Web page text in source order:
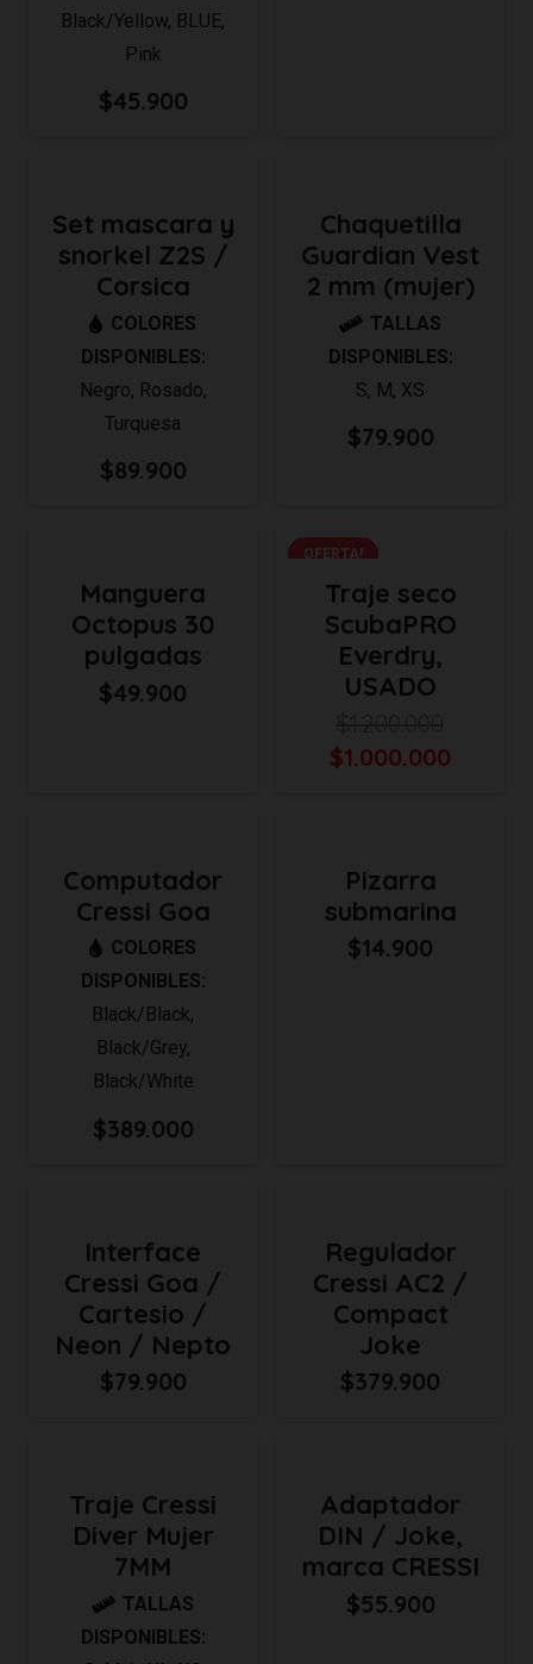
Black/Yellow, BLUE,
Pink
$45.900
Set mascara y
snorkel Z2S /
Corsica
COLORES
DISPONIBLES:
Negro, Rosado,
Turquesa
$89.900
Chaquetilla
Guardian Vest
2 mm (mujer)
TALLAS
DISPONIBLES:
S, M, XS
$79.900
Manguera
Octopus 30
pulgadas
$49.900
OFERTA!
Traje seco
ScubaPRO
Everdry,
USADO
El
$1.200.000.
$1.000.000
Computador
Cressi Goa
COLORES
DISPONIBLES:
Black/Black,
Black/Grey,
Black/White
$389.000
Pizarra
submarina
$14.900
Interface
Cressi Goa /
Cartesio /
Neon / Nepto
$79.900
Regulador
Cressi AC2 /
Compact
Joke
$379.900
Traje Cressi
Diver Mujer
7MM
TALLAS
DISPONIBLES:
Adaptador
DIN / Joke,
marca CRESSI
$55.900